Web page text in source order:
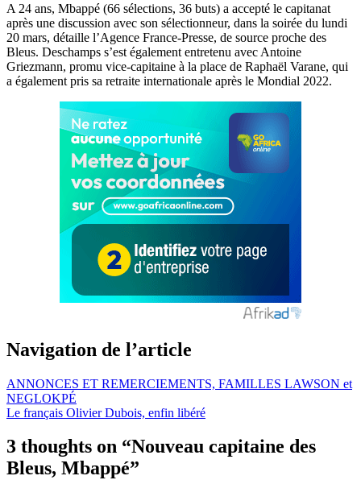
A 24 ans, Mbappé (66 sélections, 36 buts) a accepté le capitanat
après une discussion avec son sélectionneur, dans la soirée du lundi
20 mars, détaille l’Agence France-Presse, de source proche des
Bleus. Deschamps s’est également entretenu avec Antoine
Griezmann, promu vice-capitaine à la place de Raphaël Varane, qui
a également pris sa retraite internationale après le Mondial 2022.
Navigation de l’article
ANNONCES ET REMERCIEMENTS, FAMILLES LAWSON et
NEGLOKPÉ
Le français Olivier Dubois, enfin libéré
3 thoughts on “Nouveau capitaine des
Bleus, Mbappé”